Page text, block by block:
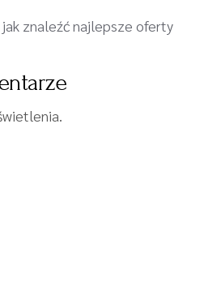
znaleźć najlepsze oferty